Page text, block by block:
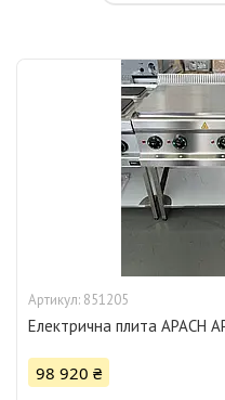
851205
Електрична плита APACH
98 920 ₴